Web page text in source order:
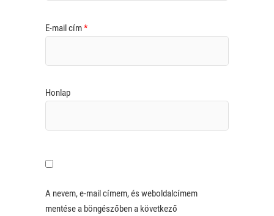
E-mail cím*
Honlap
A nevem, e-mail címem, és weboldalcímem
mentése a böngészőben a következő